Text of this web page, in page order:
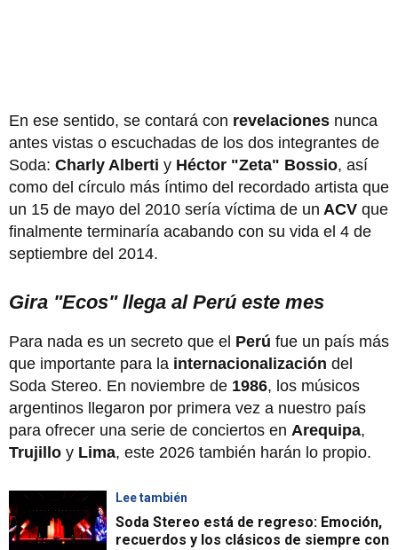
En ese sentido, se contará con revelaciones nunca
antes vistas o escuchadas de los dos integrantes de
Soda: Charly Alberti y Héctor "Zeta" Bossio, así
como del círculo más íntimo del recordado artista que
un 15 de mayo del 2010 sería víctima de un ACV que
finalmente terminaría acabando con su vida el 4 de
septiembre del 2014.
Gira "Ecos" llega al Perú este mes
Para nada es un secreto que el Perú fue un país más
que importante para la internacionalización del
Soda Stereo. En noviembre de 1986, los músicos
argentinos llegaron por primera vez a nuestro país
para ofrecer una serie de conciertos en Arequipa,
Trujillo y Lima, este 2026 también harán lo propio.
Lee también
Soda Stereo está de regreso: Emoción,
recuerdos y los clásicos de siempre con